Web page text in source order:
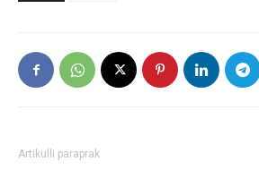
Artikulli paraprak